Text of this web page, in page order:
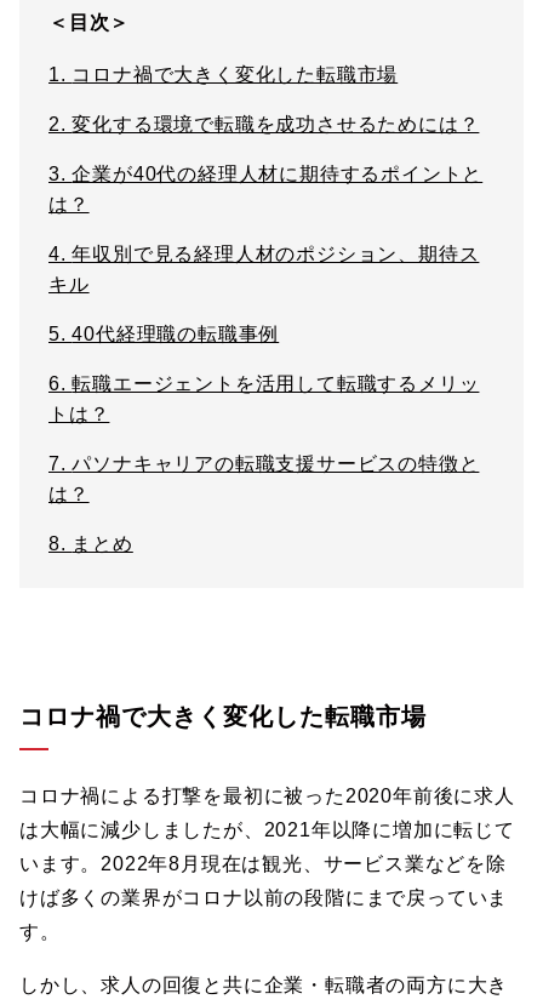
＜目次＞
1. コロナ禍で大きく変化した転職市場
2.変化する環境で転職を成功させるためには？
3.企業が40代の経理人材に期待するポイントと
は？
4.年収別で見る経理人材のポジション、期待ス
キル
5.40代経理職の転職事例
6.転職エージェントを活用して転職するメリッ
トは？
7.パソナキャリアの転職支援サービスの特徴と
は？
8. まとめ
コロナ禍で大きく変化した転職市場
コロナ禍による打撃を最初に被った2020年前後に求人
は大幅に減少しましたが、2021年以降に増加に転じて
います。2022年8月現在は観光、サービス業などを除
けば多くの業界がコロナ以前の段階にまで戻っていま
す。
しかし、求人の回復と共に企業・転職者の両方に大き